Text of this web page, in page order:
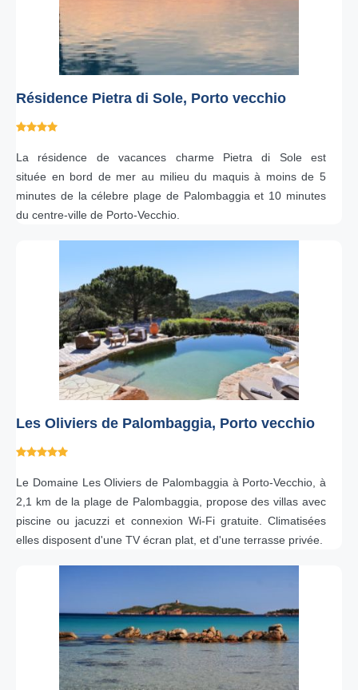
Résidence Pietra di Sole, Porto vecchio
La résidence de vacances charme Pietra di Sole est
située en bord de mer au milieu du maquis à moins de 5
minutes de la célebre plage de Palombaggia et 10 minutes
du centre-ville de Porto-Vecchio.
Les Oliviers de Palombaggia, Porto vecchio
Le Domaine Les Oliviers de Palombaggia à Porto-Vecchio, à
2,1 km de la plage de Palombaggia, propose des villas avec
piscine ou jacuzzi et connexion Wi-Fi gratuite. Climatisées
elles disposent d'une TV écran plat, et d'une terrasse privée.